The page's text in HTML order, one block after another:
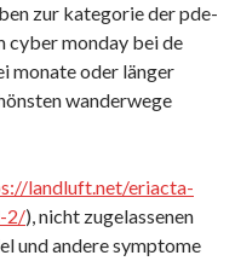
zur kategorie der pde-
cyber monday bei de
monate oder länger
wanderwege
landluft.net/eriacta-
2/), nicht zugelassenen
und andere symptome